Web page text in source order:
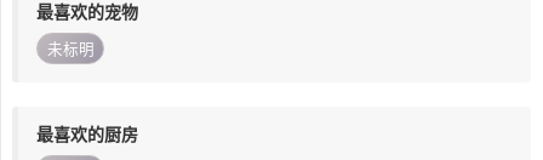
最喜欢的宠物
未标明
最喜欢的厨房